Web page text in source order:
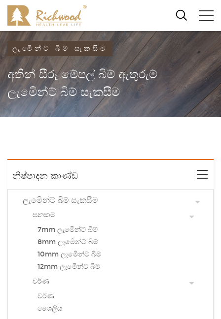
ලැමිෙන්ට් බිම් සැකසීම
අතින් සීරූ මේපල් බිම් ඇතුරුම්
ලැමිෙන්ට් බිම් සැකසීම
නිෂ්පාදන කාණ්ඩ
ලැමිෙන්ට් බිම් සැකසීම
ඝනකම
7mm ලැමිෙන්ට් බිම්
8mm ලැමිෙන්ට් බිම්
10mm ලැමිෙන්ට් බිම්
12mm ලැමිෙන්ට් බිම්
වර්ණ
වර්ණ
ශෛලිය